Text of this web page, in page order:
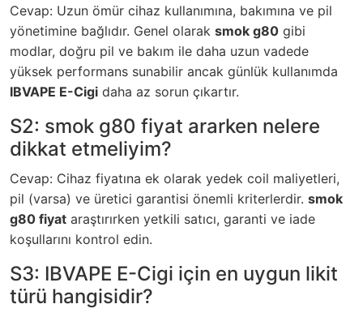
Cevap: Uzun ömür cihaz kullanımına, bakımına ve pil
yönetimine bağlıdır. Genel olarak smok g80 gibi
modlar, doğru pil ve bakım ile daha uzun vadede
yüksek performans sunabilir ancak günlük kullanımda
IBVAPE E-Cigi daha az sorun çıkartır.
S2: smok g80 fiyat ararken nelere
dikkat etmeliyim?
Cevap: Cihaz fiyatına ek olarak yedek coil maliyetleri,
pil (varsa) ve üretici garantisi önemli kriterlerdir. smok
g80 fiyat araştırırken yetkili satıcı, garanti ve iade
koşullarını kontrol edin.
S3: IBVAPE E-Cigi için en uygun likit
türü hangisidir?